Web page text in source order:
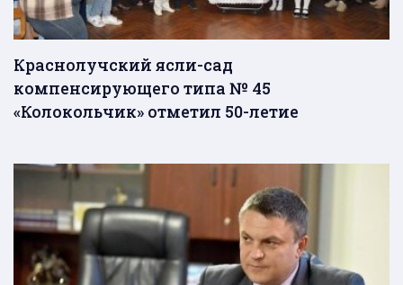
Краснолучский ясли-сад
компенсирующего типа № 45
«Колокольчик» отметил 50-летие